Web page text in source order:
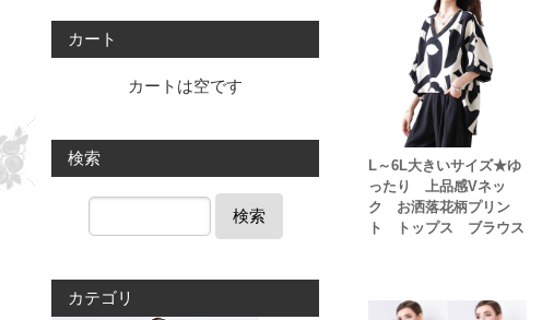
L～6L大きいサイズ★ゆ
ったり 上品感Vネッ
ク お洒落花柄プリン
ト トップス ブラウス
カート
カートは空です
検索
検索
カテゴリ